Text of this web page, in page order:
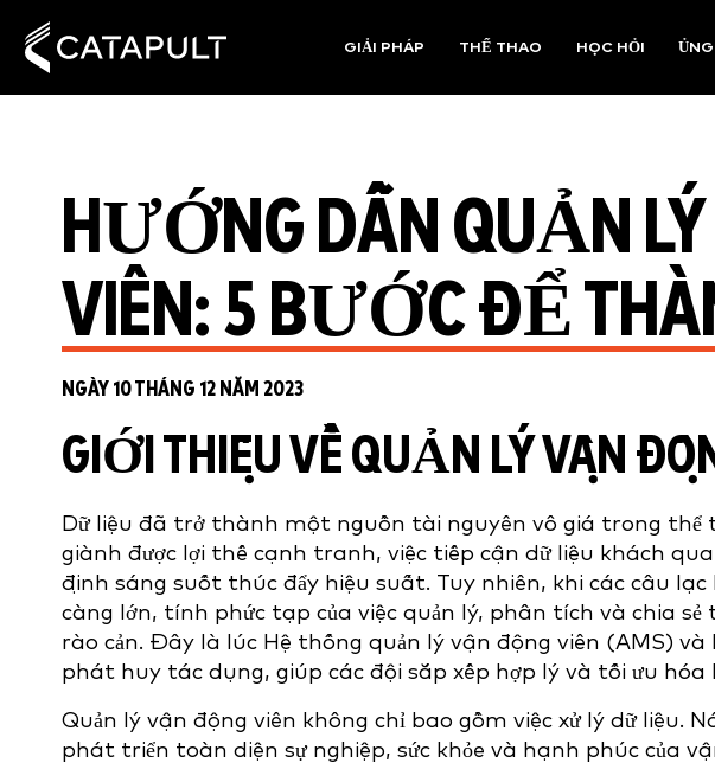
GIẢI PHÁP THỂ THAO HỌC HỎI
HƯỚNG DẪN QUẢN
VIÊN: 5 BƯỚC ĐỂ
NGÀY 10 THÁNG 12 NĂM 2023
GIỚI THIỆU VỀ QUẢN LÝ VẬN
Dữ liệu đã trở thành một nguồn tài nguyên vô giá trong thể
giành được lợi thế cạnh tranh, việc tiếp cận dữ liệu khách
định sáng suốt thúc đẩy hiệu suất. Tuy nhiên, khi các câu lạc
càng lớn, tính phức tạp của việc quản lý, phân tích và chia
rào cản. Đây là lúc Hệ thống quản lý vận động viên (AMS)
phát huy tác dụng, giúp các đội sắp xếp hợp lý và tối ưu
Quản lý vận động viên không chỉ bao gồm việc xử lý dữ liệu.
phát triển toàn diện sự nghiệp, sức khỏe và hạnh phúc của